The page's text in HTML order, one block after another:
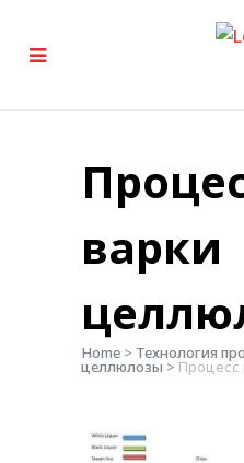
варки
Home > Технология
целлюлозы > Процесс